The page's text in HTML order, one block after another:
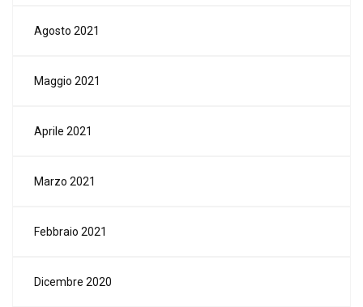
Agosto 2021
Maggio 2021
Aprile 2021
Marzo 2021
Febbraio 2021
Dicembre 2020